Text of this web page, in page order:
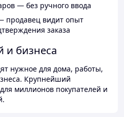
— без ручного ввода
продавец видит опыт
заказа
и бизнеса
нужное для дома, работы,
Крупнейший
миллионов покупателей и